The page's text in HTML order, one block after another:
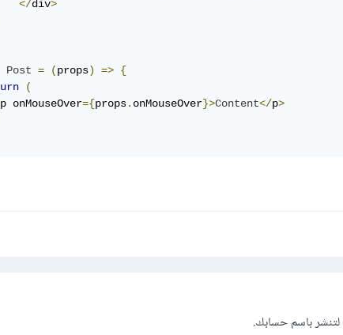
</div>
Post = (props) => {
(
p onMouseOver={props. onMouseOver}>Content</p>
لتنشر باسم حسابك.